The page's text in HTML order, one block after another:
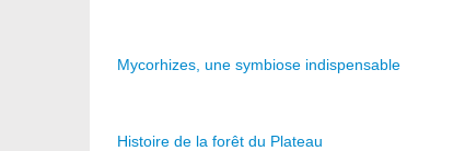
Mycorhizes, une symbiose indispensable
Histoire de la forêt du Plateau